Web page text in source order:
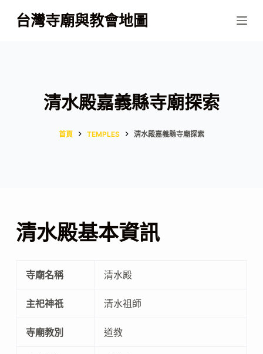
跳
至
台灣寺廟與教會地圖
清水殿嘉義縣寺廟探索
首頁 TEMPLES 清水殿嘉義縣寺廟探索
清水殿基本資訊
寺廟名稱 清水殿
主祀神祇 清水祖師
寺廟教別 道教